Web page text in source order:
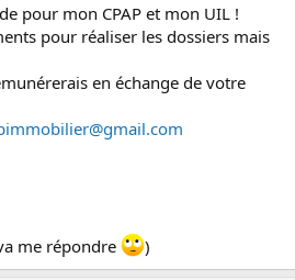
pour mon CPAP et mon UIL !
pour réaliser les dossiers mais
en échange de votre
me répondre
)